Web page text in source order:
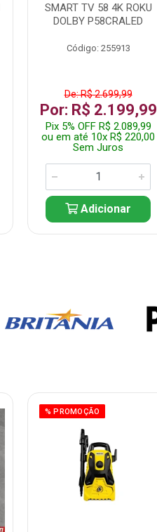
SMART TV 58 4K ROKU
DOLBY P58CRALED
Código: 255913
De: R$ 2.699,99
Por: R$ 2.199,99
Pix 5% OFF R$ 2.089,99
ou em até 10x R$ 220,00
Sem Juros
Adicionar
% PROMOÇÃO